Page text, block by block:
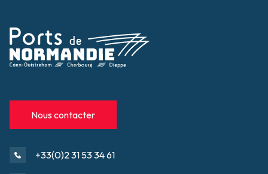
Nous contacter
+33(0)2 31 53 34 61